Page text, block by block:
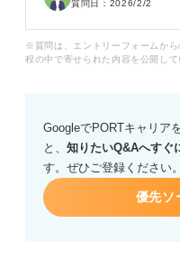
望動機や自己PRはどの
るのは問題ないのか、
る視点や方法があるの
ます。
質問日： 2026/2/2
※質問は、エントリーフォームか
程の中で寄せられた内容を公開し
GoogleでPORTキャリア
と、 知りたいQ&Aへすぐ
す。ぜひご登録ください。
優先ソ